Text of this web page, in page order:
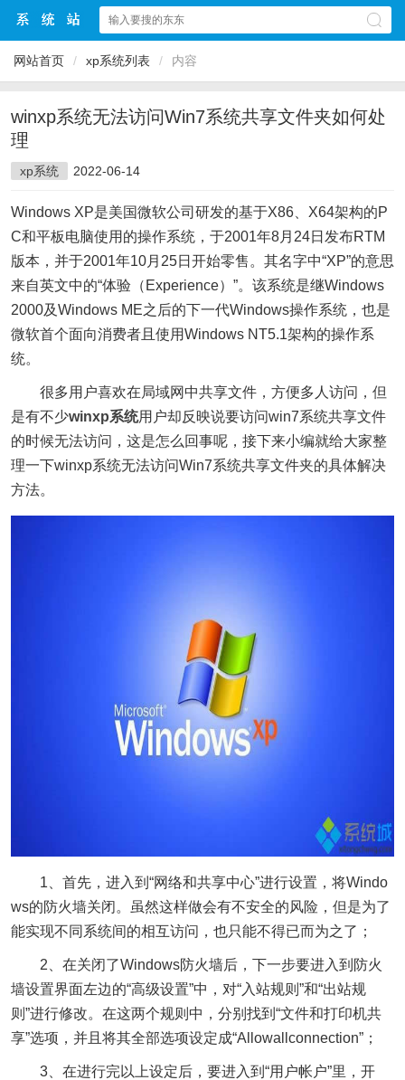
网站首页 / xp系统列表 / 内容
winxp系统无法访问Win7系统共享文件夹如何处
理
xp系统 2022-06-14
Windows XP是美国微软公司研发的基于X86、X64架构的P
C和平板电脑使用的操作系统，于2001年8月24日发布RTM
版本，并于2001年10月25日开始零售。其名字中“XP”的意思
来自英文中的“体验（Experience）”。该系统是继Windows
2000及Windows ME之后的下一代Windows操作系统，也是
微软首个面向消费者且使用Windows NT5.1架构的操作系
统。
很多用户喜欢在局域网中共享文件，方便多人访问，但
是有不少winxp系统用户却反映说要访问win7系统共享文件
的时候无法访问，这是怎么回事呢，接下来小编就给大家整
理一下winxp系统无法访问Win7系统共享文件夹的具体解决
方法。
1、首先，进入到“网络和共享中心”进行设置，将Windo
ws的防火墙关闭。虽然这样做会有不安全的风险，但是为了
能实现不同系统间的相互访问，也只能不得已而为之了；
2、在关闭了Windows防火墙后，下一步要进入到防火
墙设置界面左边的“高级设置”中，对“入站规则”和“出站规
则”进行修改。在这两个规则中，分别找到“文件和打印机共
享”选项，并且将其全部选项设定成“Allowallconnection”；
3、在进行完以上设定后，要进入到“用户帐户”里，开